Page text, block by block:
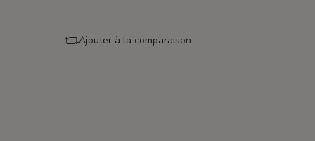
Ajouter à la comparaison